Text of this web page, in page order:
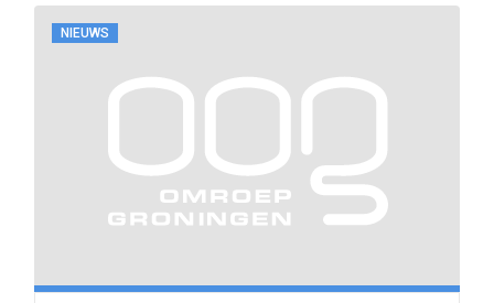
NIEUWS